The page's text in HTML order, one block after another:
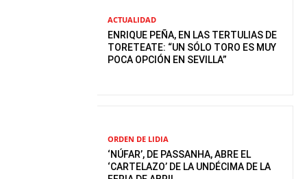
ACTUALIDAD
ENRIQUE PEÑA, EN LAS TERTULIAS DE
TORETEATE: “UN SÓLO TORO ES MUY
POCA OPCIÓN EN SEVILLA”
ORDEN DE LIDIA
‘NÚFAR’, DE PASSANHA, ABRE EL
‘CARTELAZO’ DE LA UNDÉCIMA DE LA